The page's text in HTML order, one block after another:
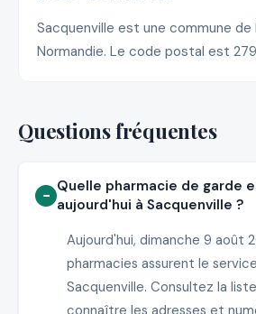
Sacquenville est une commune de
Normandie. Le code postal est
Questions fréquentes
Quelle pharmacie de garde
aujourd'hui à Sacquenville ?
Aujourd'hui, dimanche 9 août
pharmacies assurent le
Sacquenville. Consultez la
connaître les adresses et